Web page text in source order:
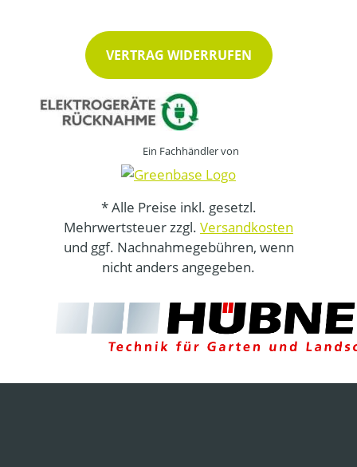
VERTRAG WIDERRUFEN
Ein Fachhändler von
* Alle Preise inkl. gesetzl.
Mehrwertsteuer zzgl. Versandkosten
und ggf. Nachnahmegebühren, wenn
nicht anders angegeben.